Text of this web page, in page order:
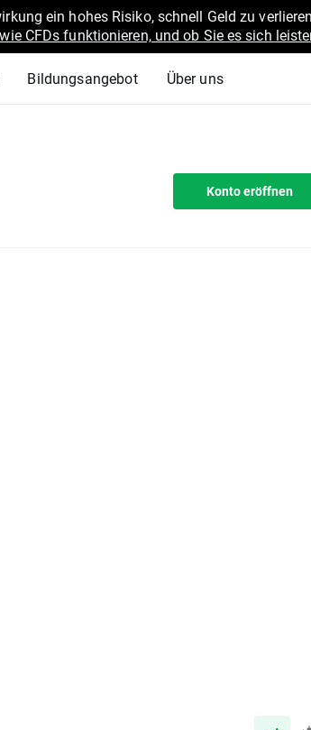
ein hohes Risiko, schnell Geld zu
wie CFDs funktionieren, und ob Sie es sich
Bildungsangebot Über uns
Konto eröffnen